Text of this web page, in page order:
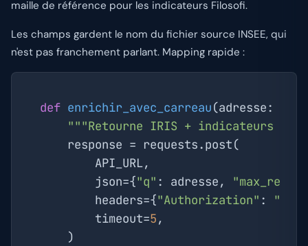
maille de référence pour les indicateurs Filosofi.
Les champs gardent le nom du fichier source INSEE, qui
n'est pas franchement parlant. Mapping rapide :
def enrichir_avec_carreau(adresse:
"""Retourne IRIS + indicateurs du
    response = requests.post(
        API_URL,
        json={
"q" : adresse,
        headers={
"Authorization" :
        timeout=
5,
    )